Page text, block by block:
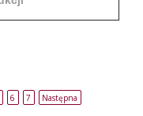
6 7 Następna